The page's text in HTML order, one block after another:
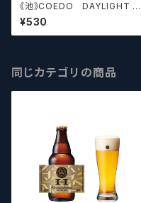
《池》COEDO DAYLIGHT SA
ISON コエド デイライト セ
ゾン【クラフトビールシザーズ】
¥530
同じカテゴリの商品